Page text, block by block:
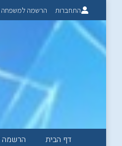
התחברות הרשמה למשפחה
דף הבית הרשמה